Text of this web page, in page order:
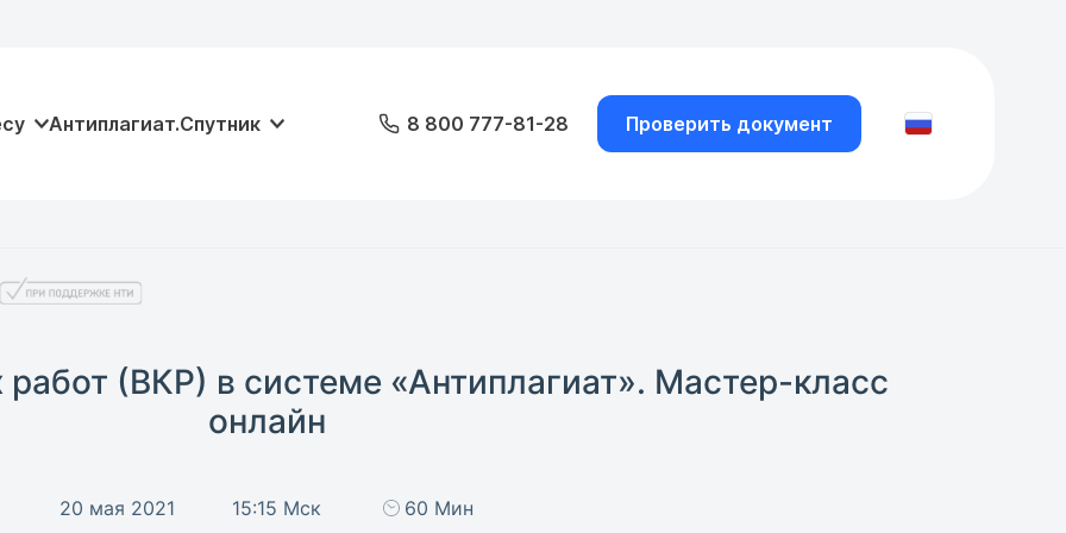
Антиплагиат.Спутник 8 800 777-81-28 Проверить документ
(ВКР) в системе «Антиплагиат». Мастер-класс
онлайн
20 мая 2021 15:15 Мск 60 Мин